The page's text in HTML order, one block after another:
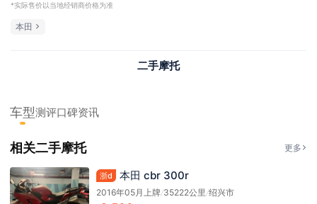
*实际售价以当地经销商价格为准
本田
二手摩托
车型测评口碑资讯
相关二手摩托 更多
浙d 本田 cbr 300r
2016年05月上牌/35222公里 /绍兴市